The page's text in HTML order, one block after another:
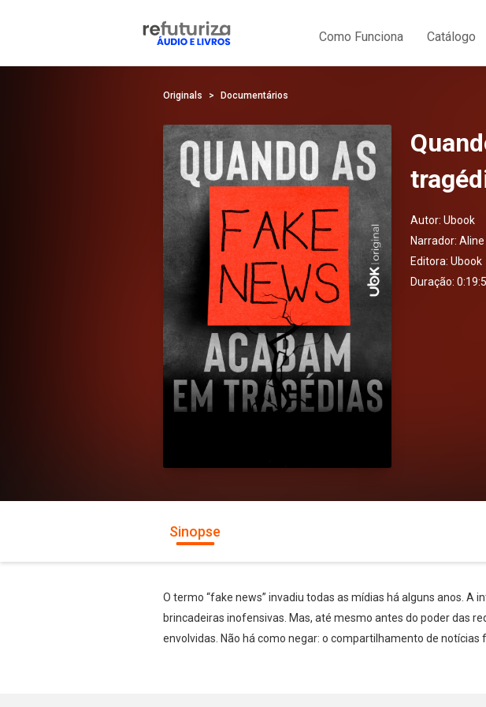
Como Funciona Catálogo
Originals Documentários
Autor: Ubook
Narrador: Aline
Editora: Ubook
Duração:
Sinopse
O termo “fake news” invadiu todas as mídias há alguns anos.
brincadeiras inofensivas. Mas, até mesmo antes do poder das
envolvidas. Não há como negar: o compartilhamento de notícias